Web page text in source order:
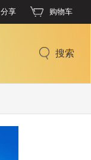
分享 购物车
搜索